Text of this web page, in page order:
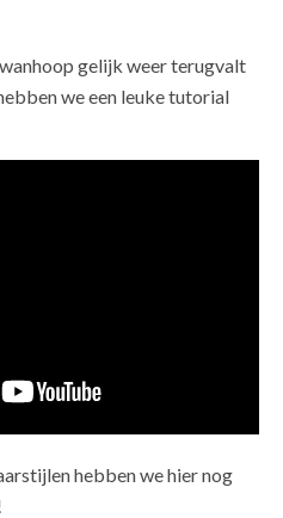
gelijk weer terugvalt
we een leuke tutorial
hebben we hier nog